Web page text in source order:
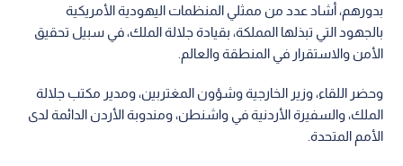
بدورهم، أشاد عدد من ممثلي المنظمات اليهودية الأمريكية
بالجهود التي تبذلها المملكة، بقيادة جلالة الملك، في سبيل تحقيق
الأمن والاستقرار في المنطقة والعالم.
وحضر اللقاء، وزير الخارجية وشؤون المغتربين، ومدير مكتب جلالة
الملك، والسفيرة الأردنية في واشنطن، ومندوبة الأردن الدائمة لدى
الأمم المتحدة.